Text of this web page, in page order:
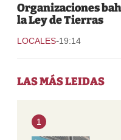
Organizaciones
la Ley de Tierras
LOCALES-19:14
LAS MÁS LEIDAS
1